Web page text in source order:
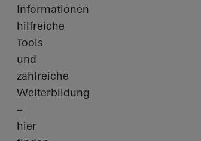
Informationen,
hilfreiche
Tools
und
zahlreiche
Weiterbildungen
–
hier